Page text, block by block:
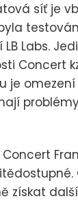
síť je
Labs.
Concert
je
získat